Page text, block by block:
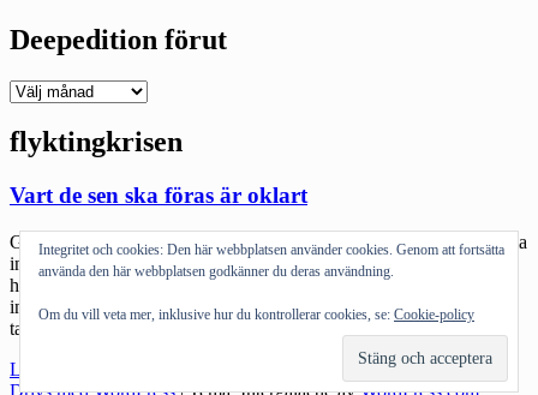
Deepedition förut
Deepedition
flyktingkrisen
Vart de sen ska föras är oklart
Gränserna stängs. Passkontroller. Håll dem ute. Låt dem inte komma
in. Vi kan inte ta emot dem. De hotar vår välfärd, hotar vår kultur,
hotar vår ordning och reda. De behöver inte komma. De behöver
inte vara här. De är inte som oss. De hör inte hemma här. Sätt upp
taggtråden. Läser om Ungern. Som […]
Läs mer
de
Drivs med WordPress |Tema: Intergalactic avWordPress.com.
Integritet och cookies: Den här webbplatsen använder cookies. Genom att fortsätta
använda den här webbplatsen godkänner du deras användning.
Om du vill veta mer, inklusive hur du kontrollerar cookies, se: Cookie-policy